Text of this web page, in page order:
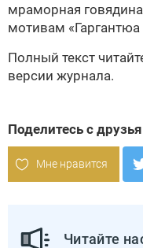
мраморная
мотивам
Полный текст
версии журнала.
Поделитесь с
Мне нравится
Читайте